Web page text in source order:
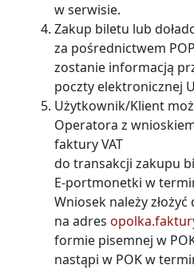
w serwisie.
Zakup biletu lub
za pośrednictwem
zostanie informacją
poczty elektronicznej
Użytkownik/Klient
Operatora z
faktury VAT
do transakcji zakupu
E-portmonetki w
Wniosek należy
na adres
formie pisemnej w
nastąpi w POK w